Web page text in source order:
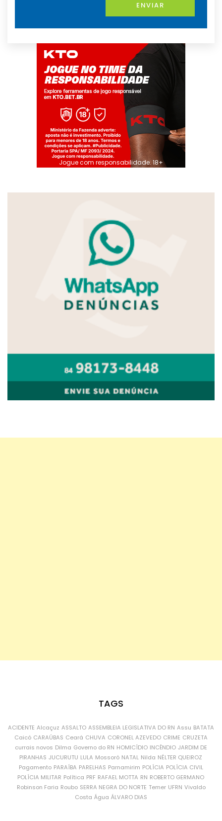
ENVIAR
Jogue com responsabilidade. 18+
TAGS
ACIDENTE Alcaçuz ASSALTO ASSEMBLEIA LEGISLATIVA DO RN Assu BATATA
Caicó CARAÚBAS Ceará CHUVA CORONEL AZEVEDO CRIME CRUZETA
currais novos Dilma Governo do RN HOMICÍDIO INCÊNDIO JARDIM DE
PIRANHAS JUCURUTU LULA Mossoró NATAL Nilda NÉLTER QUEIROZ
Pagamento PARAÍBA PARELHAS Parnamirim POLÍCIA POLÍCIA CIVIL
POLÍCIA MILITAR Política PRF RAFAEL MOTTA RN ROBERTO GERMANO
Robinson Faria Roubo SERRA NEGRA DO NORTE Temer UFRN Vivaldo
Costa Água ÁLVARO DIAS